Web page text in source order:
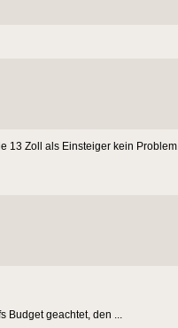
13 Zoll als Einsteiger kein Problem.
geachtet, den ...